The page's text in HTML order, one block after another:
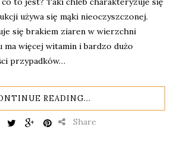
używa się mąki nieoczyszczonej.
się brakiem ziaren w wierzchni
ma więcej witamin i bardzo dużo
przypadków…
READING...
Share